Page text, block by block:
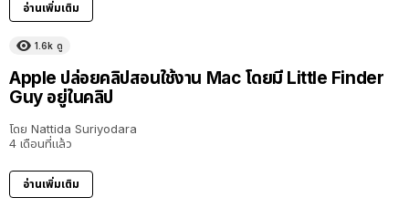
อ่านเพิ่มเติม
1.6k ดู
Apple ปล่อยคลิปสอนใช้งาน Mac โดยมี Little Finder
Guy อยู่ในคลิป
โดย Nattida Suriyodara
4 เดือนที่แล้ว
อ่านเพิ่มเติม